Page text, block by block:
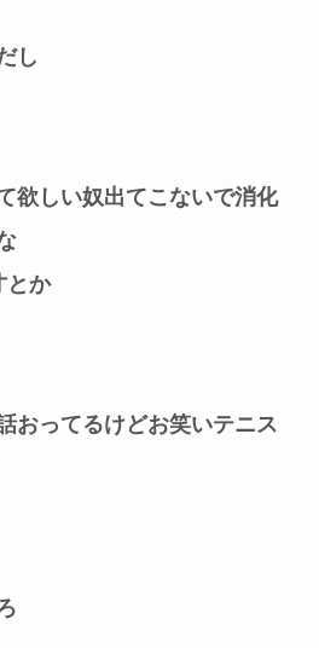
し
欲しい奴出てこないで消化
とか
おってるけどお笑いテニス